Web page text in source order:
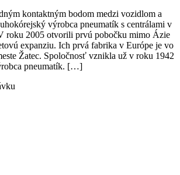
kontaktným bodom medzi vozidlom a
výrobca pneumatík s centrálami v
roku 2005 otvorili prvú pobočku mimo Ázie
expanziu. Ich prvá fabrika v Európe je vo
Žatec. Spoločnosť vznikla už v roku 1942
pneumatík. […]